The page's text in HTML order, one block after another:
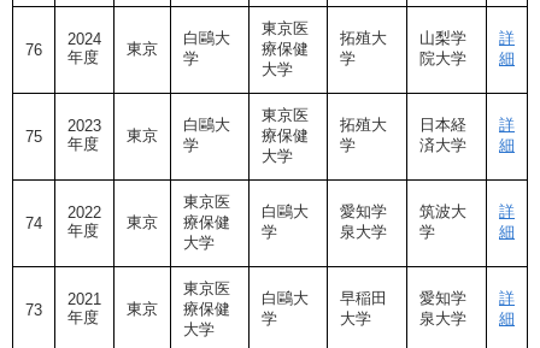
76
2024
年度
東京
白鷗大
学
東京医
療保健
大学
拓殖大
学
山梨学
院大学
詳
細
75
2023
年度
東京
白鷗大
学
東京医
療保健
大学
拓殖大
学
日本経
済大学
詳
細
74
2022
年度
東京
東京医
療保健
大学
白鷗大
学
愛知学
泉大学
筑波大
学
詳
細
73
2021
年度
東京
東京医
療保健
大学
白鷗大
学
早稲田
大学
愛知学
泉大学
詳
細